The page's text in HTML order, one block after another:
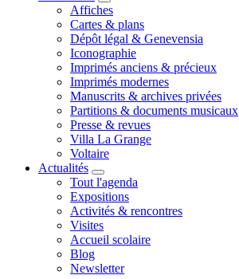
Affiches
Cartes & plans
Dépôt légal & Genevensia
Iconographie
Imprimés anciens & précieux
Imprimés modernes
Manuscrits & archives privées
Partitions & documents musicaux
Presse & revues
Villa La Grange
Voltaire
Actualités
Tout l'agenda
Expositions
Activités & rencontres
Visites
Accueil scolaire
Blog
Newsletter